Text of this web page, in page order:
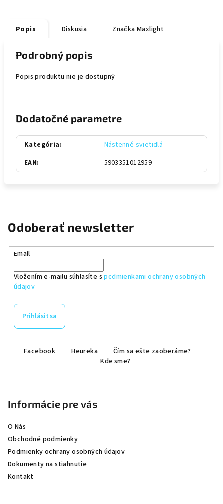
Popis Diskusia Značka Maxlight
Podrobný popis
Popis produktu nie je dostupný
Dodatočné parametre
Kategória:
Nástenné svietidlá
EAN: 5903351012959
Odoberať newsletter
Email
Vložením e-mailu súhlasíte spodmienkami ochrany osobných
údajov
Prihlásiť sa
Facebook Heureka
Čím sa ešte zaoberáme?
Kde sme?
Informácie pre vás
O Nás
Obchodné podmienky
Podmienky ochrany osobných údajov
Dokumenty na stiahnutie
Kontakt